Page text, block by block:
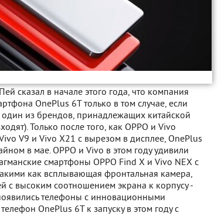
сказал в начале этого года, что компания
OnePlus 6T только в том случае, если
один из брендов, принадлежащих китайской
Только после того, как OPPO и Vivo
V9 и Vivo X21 с вырезом в дисплее, OnePlus
в мае. OPPO и Vivo в этом году удивили
смартфоны OPPO Find X и Vivo NEX с
как всплывающая фронтальная камера,
с высоким соотношением экрана к корпусу -
телефоны с инновационными
OnePlus 6T к запуску в этом году с